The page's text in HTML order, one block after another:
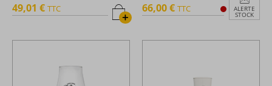
+
49,01 € TTC ALERTE
STOCK
66,00 € TTC